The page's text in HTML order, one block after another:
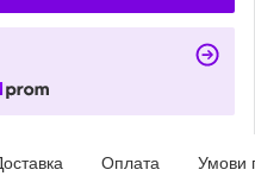
Оплата Умови